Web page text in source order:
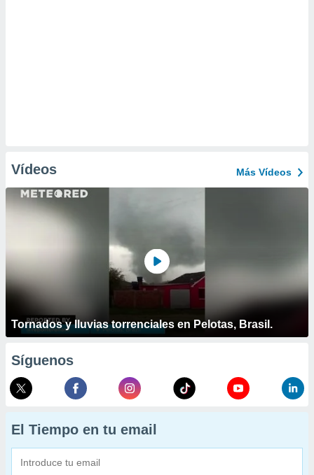
Vídeos Más Vídeos
Tornados y lluvias torrenciales en Pelotas, Brasil.
Síguenos
El Tiempo en tu email